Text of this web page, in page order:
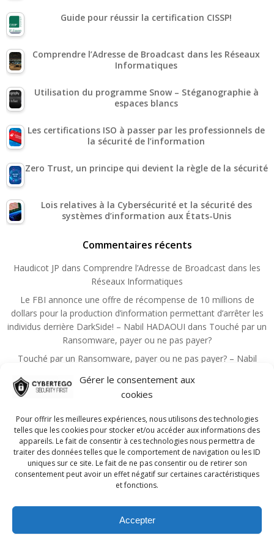
Gérer le consentement aux
cookies
Pour offrir les meilleures expériences, nous utilisons des technologies
telles que les cookies pour stocker et/ou accéder aux informations des
appareils. Le fait de consentir à ces technologies nous permettra de
traiter des données telles que le comportement de navigation ou les ID
uniques sur ce site. Le fait de ne pas consentir ou de retirer son
consentement peut avoir un effet négatif sur certaines caractéristiques
et fonctions.
Accepter
Guide pour réussir la certification CISSP!
Comprendre l’Adresse de Broadcast dans les Réseaux
Informatiques
Utilisation du programme Snow – Stéganographie à
espaces blancs
Les certifications ISO à passer par les professionnels de
la sécurité de l’information
Zero Trust, un principe qui devient la règle de la sécurité
Lois relatives à la Cybersécurité et la sécurité des
systèmes d’information aux États-Unis
Commentaires récents
Haudicot JP dans Comprendre l’Adresse de Broadcast dans les
Réseaux Informatiques
Le FBI annonce une offre de récompense de 10 millions de
dollars pour la production d’information permettant d’arrêter les
individus derrière DarkSide! – Nabil HADAOUI dans Touché par un
Ransomware, payer ou ne pas payer?
Touché par un Ransomware, payer ou ne pas payer? – Nabil
sécurité
sécurité de l’information
Nadmin dansGuide pour réussir la certification CISSP!